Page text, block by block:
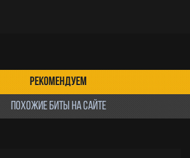
РЕКОМЕНДУЕМ
ПОХОЖИЕ БИТЫ НА САЙТЕ